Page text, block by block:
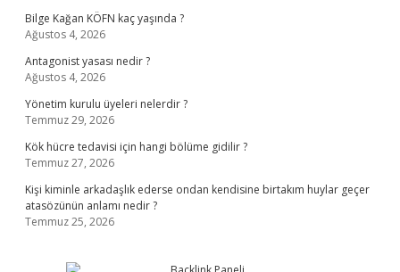
Bilge Kağan KÖFN kaç yaşında ?
Ağustos 4, 2026
Antagonist yasası nedir ?
Ağustos 4, 2026
Yönetim kurulu üyeleri nelerdir ?
Temmuz 29, 2026
Kök hücre tedavisi için hangi bölüme gidilir ?
Temmuz 27, 2026
Kişi kiminle arkadaşlık ederse ondan kendisine birtakım huylar geçer
atasözünün anlamı nedir ?
Temmuz 25, 2026